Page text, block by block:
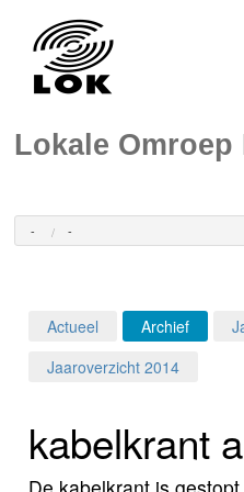
Lokale Omroep
- -
Programma's
Actueel Archief
Jaaroverzicht 2014
kabelkrant